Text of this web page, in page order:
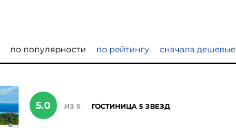
по популярности по рейтингу сначала дешевые
5.0 ИЗ 5 ГОСТИНИЦА 5 ЗВЕЗД